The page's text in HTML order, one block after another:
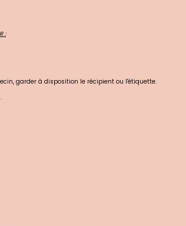
:
garder à disposition le récipient ou l'étiquette.